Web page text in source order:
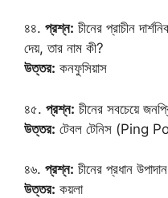
৪৪. প্রশ্ন: চীনের প্রাচীন
দেয়, তার নাম কী?
উত্তর: কনফুসিয়াস
৪৫. প্রশ্ন: চীনের সবচেয়ে
উত্তর: টেবল টেনিস (Ping
৪৬. প্রশ্ন: চীনের প্রধান
উত্তর: কয়লা